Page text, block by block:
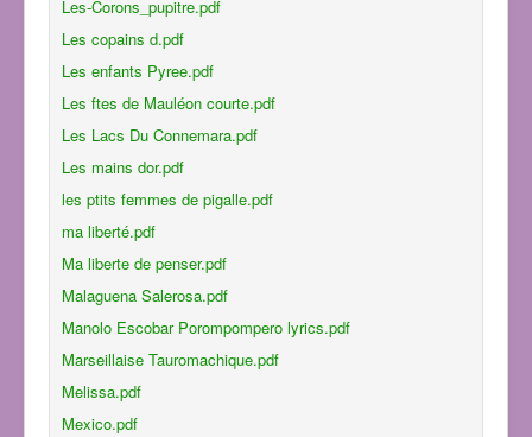
Les-Corons_pupitre.pdf
Les copains d.pdf
Les enfants Pyree.pdf
Les ftes de Mauléon courte.pdf
Les Lacs Du Connemara.pdf
Les mains dor.pdf
les ptits femmes de pigalle.pdf
ma liberté.pdf
Ma liberte de penser.pdf
Malaguena Salerosa.pdf
Manolo Escobar Porompompero lyrics.pdf
Marseillaise Tauromachique.pdf
Melissa.pdf
Mexico.pdf